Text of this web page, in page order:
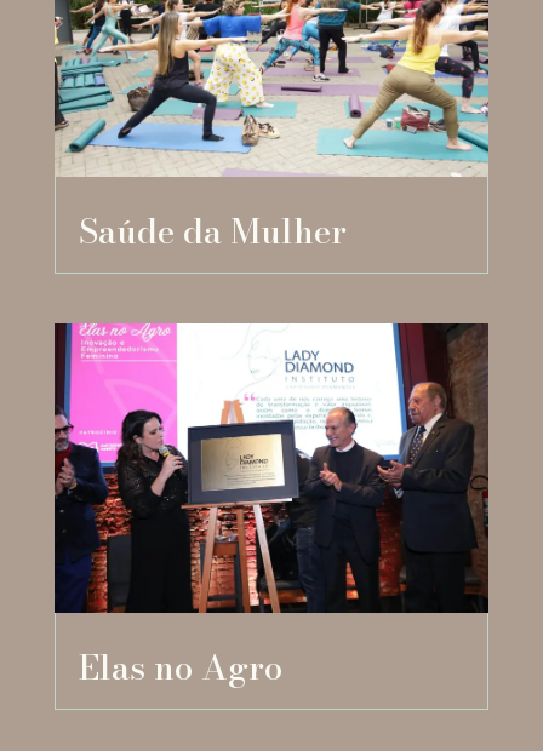
Saúde da Mulher
Elas no Agro